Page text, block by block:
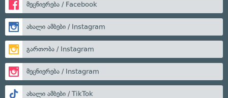
მეცნიერება / Facebook
ახალი ამბები / Instagram
გართობა / Instagram
მეცნიერება / Instagram
ახალი ამბები / TikTok